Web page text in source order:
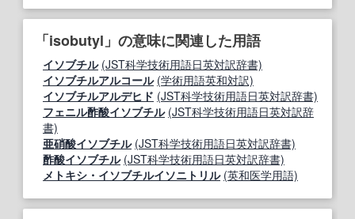
「isobutyl」の意味に関連した用語
イソブチル (JST科学技術用語日英対訳辞書)
イソブチルアルコール (学術用語英和対訳)
イソブチルアルデヒド (JST科学技術用語日英対訳辞書)
フェニル酢酸イソブチル (JST科学技術用語日英対訳辞
書)
亜硝酸イソブチル (JST科学技術用語日英対訳辞書)
酢酸イソブチル (JST科学技術用語日英対訳辞書)
メトキシ・イソブチルイソニトリル (英和医学用語)